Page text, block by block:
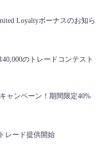
Loyaltyボーナスのお知ら
のトレードコンテスト
ャンペーン！期間限定40%
レード提供開始